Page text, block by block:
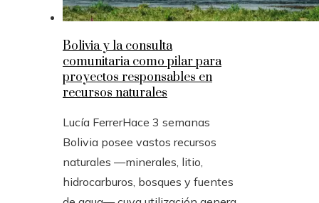
Bolivia y la consulta
comunitaria como pilar para
proyectos responsables en
recursos naturales
Lucía FerrerHace 3 semanas
Bolivia posee vastos recursos
naturales —minerales, litio,
hidrocarburos, bosques y fuentes